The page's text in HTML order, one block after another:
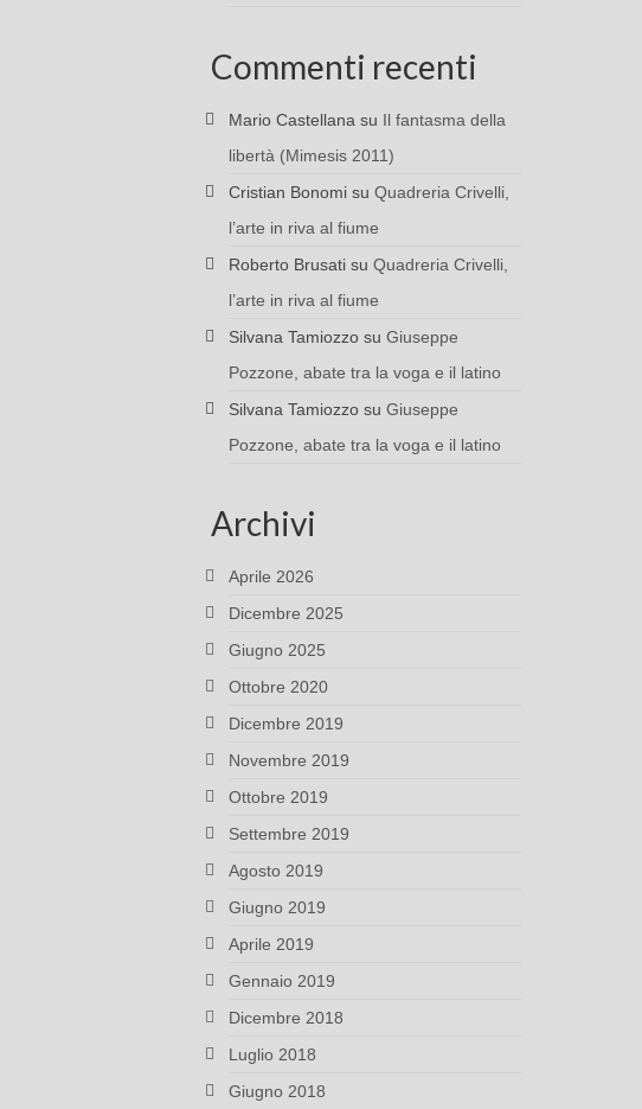
Commenti recenti
Mario Castellana su Il fantasma della
libertà (Mimesis 2011)
Cristian Bonomisu Quadreria Crivelli,
l’arte in riva al fiume
Roberto Brusatisu Quadreria Crivelli,
l’arte in riva al fiume
Silvana Tamiozzosu Giuseppe
Pozzone, abate tra la voga e il latino
Silvana Tamiozzosu Giuseppe
Pozzone, abate tra la voga e il latino
Archivi
Aprile 2026
Dicembre 2025
Giugno 2025
Ottobre 2020
Dicembre 2019
Novembre 2019
Ottobre 2019
Settembre 2019
Agosto 2019
Giugno 2019
Aprile 2019
Gennaio 2019
Dicembre 2018
Luglio 2018
Giugno 2018